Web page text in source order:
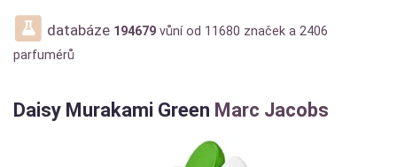
parfémech
a
aromaterapii
databáze 194679 vůní od 11680 značek a 2406
parfumérů
Daisy Murakami Green Marc Jacobs